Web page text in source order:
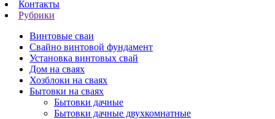
Контакты
Рубрики
Винтовые сваи
Свайно винтовой фундамент
Установка винтовых свай
Дом на сваях
Хозблоки на сваях
Бытовки на сваях
Бытовки дачные
Бытовки дачные двухкомнатные